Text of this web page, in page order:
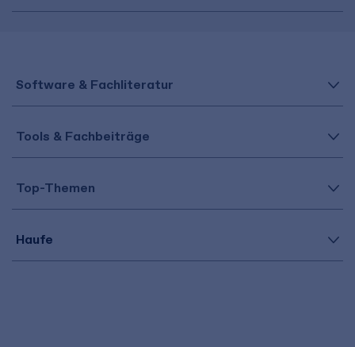
Software & Fachliteratur
Tools & Fachbeiträge
Top-Themen
Haufe